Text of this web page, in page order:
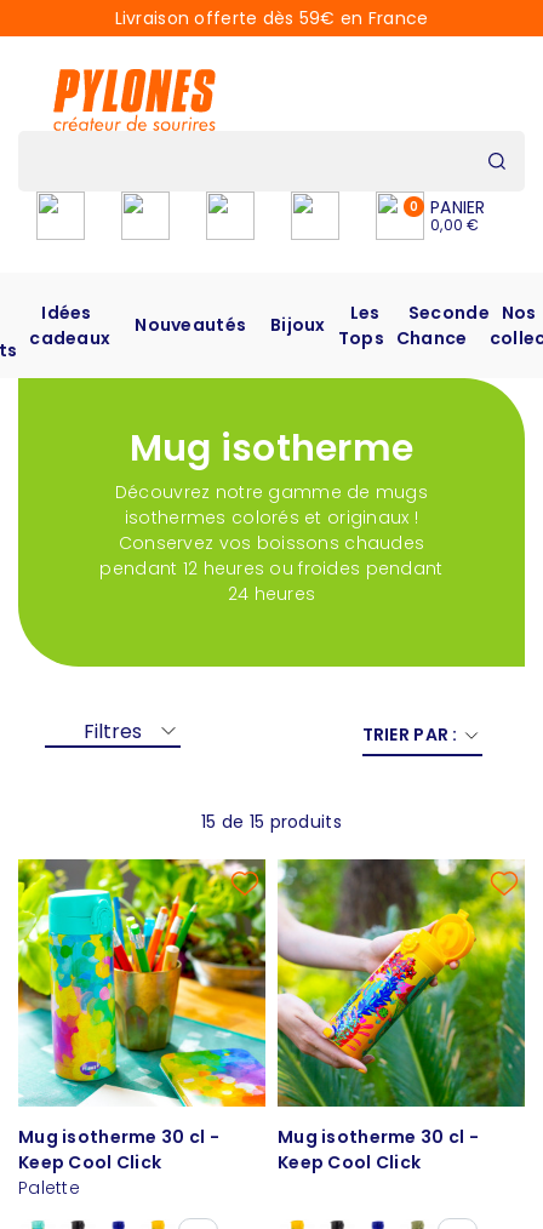
Livraison offerte dès 59€ en France
0 PANIER
0,00 €
Idées
cadeaux
Nouveautés Bijoux
Les
Tops
Seconde
Chance
Nos
Mug isotherme
Découvrez notre gamme de mugs
isothermes colorés et originaux !
Conservez vos boissons chaudes
pendant 12 heures ou froides pendant
24 heures
Filtres TRIER PAR :
15 de 15 produits
Mug isotherme 30 cl -
Keep Cool Click
Palette
Mug isotherme 30 cl -
Keep Cool Click